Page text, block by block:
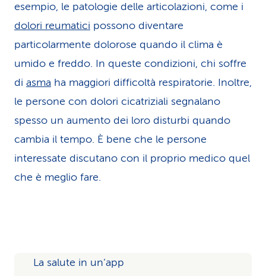
esempio, le patologie delle articolazioni, come i
dolori reumatici possono diventare
particolarmente dolorose quando il clima è
umido e freddo. In queste condizioni, chi soffre
di asma ha maggiori difficoltà respiratorie. Inoltre,
le persone con dolori cicatriziali segnalano
spesso un aumento dei loro disturbi quando
cambia il tempo. È bene che le persone
interessate discutano con il proprio medico quel
che è meglio fare.
La salute in un’app